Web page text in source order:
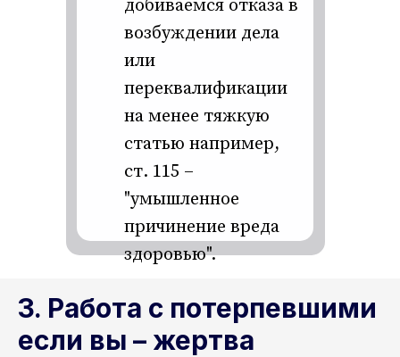
добиваемся отказа в
возбуждении дела
или
переквалификации
на менее тяжкую
статью например,
ст. 115 –
"умышленное
причинение вреда
здоровью".
3. Работа с потерпевшими
если вы – жертва